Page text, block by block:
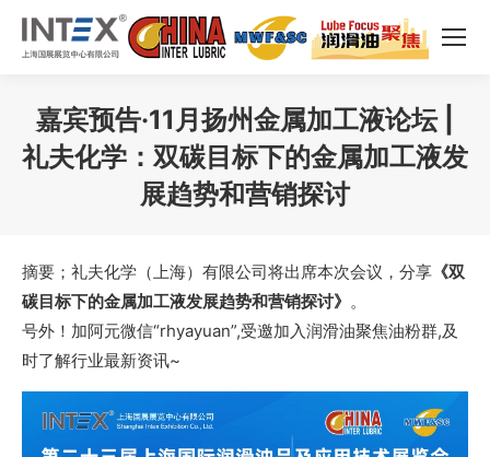
嘉宾预告·11月扬州金属加工液论坛 |
礼夫化学：双碳目标下的金属加工液发
展趋势和营销探讨
摘要；礼夫化学（上海）有限公司将出席本次会议，分享 《双
碳目标下的金属加工液发展趋势和营销探讨》 。
号外！加阿元微信“rhyayuan”,受邀加入润滑油聚焦油粉群,及
时了解行业最新资讯~